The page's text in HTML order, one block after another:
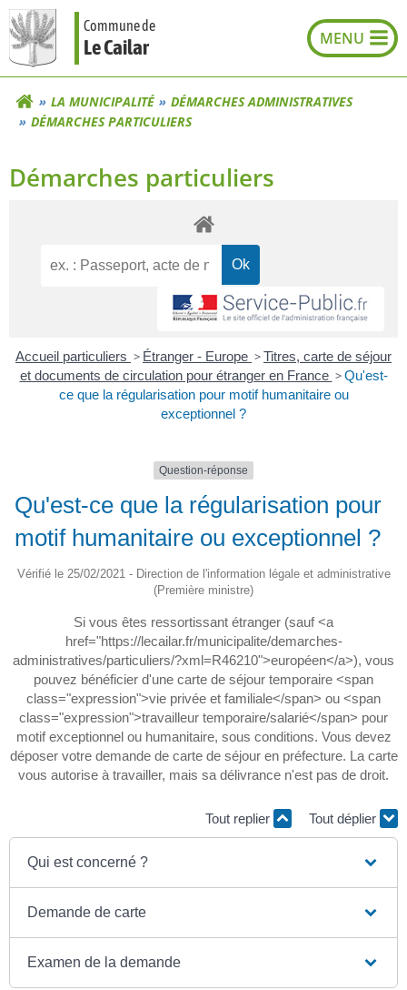
Aller
au
contenu
Commune de
Le Cailar
LA MUNICIPALITÉ
DÉMARCHES ADMINISTRATIVES
DÉMARCHES PARTICULIERS
Démarches particuliers
Accueil particuliers > Étranger - Europe >Titres, carte de séjour
et documents de circulation pour étranger en France > Qu'est-
ce que la régularisation pour motif humanitaire ou
exceptionnel ?
Question-réponse
Qu'est-ce que la régularisation pour
motif humanitaire ou exceptionnel ?
Vérifié le 25/02/2021 - Direction de l'information légale et administrative
(Première ministre)
Si vous êtes ressortissant étranger (sauf <a
href="https://lecailar.fr/municipalite/demarches-
administratives/particuliers/?xml=R46210">européen</a>), vous
pouvez bénéficier d'une carte de séjour temporaire <span
class="expression">vie privée et familiale</span> ou <span
class="expression">travailleur temporaire/salarié</span> pour
motif exceptionnel ou humanitaire, sous conditions. Vous devez
déposer votre demande de carte de séjour en préfecture. La carte
vous autorise à travailler, mais sa délivrance n'est pas de droit.
Tout replier Tout déplier
Qui est concerné ?
Demande de carte
Examen de la demande